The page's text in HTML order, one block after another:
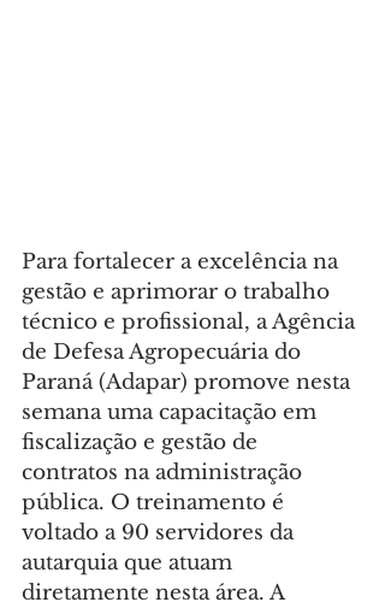
Para fortalecer a excelência na
gestão e aprimorar o trabalho
técnico e profissional, a Agência
de Defesa Agropecuária do
Paraná (Adapar) promove nesta
semana uma capacitação em
fiscalização e gestão de
contratos na administração
pública. O treinamento é
voltado a 90 servidores da
autarquia que atuam
diretamente nesta área. A